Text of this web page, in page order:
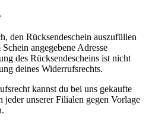
den Rücksendeschein auszufüllen
angegebene Adresse
des Rücksendescheins ist nicht
deines Widerrufsrechts.
kannst du bei uns gekaufte
unserer Filialen gegen Vorlage